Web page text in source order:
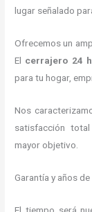
lugar señalado
Ofrecemos un
El cerrajero 24
para tu hogar,
Nos
satisfacción
mayor objetivo.
Garantía y años